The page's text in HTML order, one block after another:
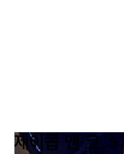
제이콥 앤 코,